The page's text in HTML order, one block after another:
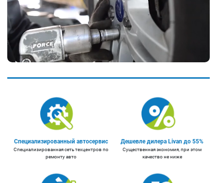
Специализированный автосервис
Специализированная сеть техцентров по
ремонту авто
Дешевле дилера Livan до 55%
Существенная экономия, при этом
качество не ниже